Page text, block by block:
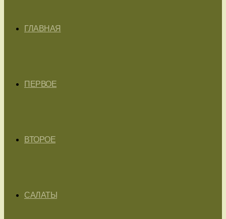
ГЛАВНАЯ
ПЕРВОЕ
ВТОРОЕ
САЛАТЫ